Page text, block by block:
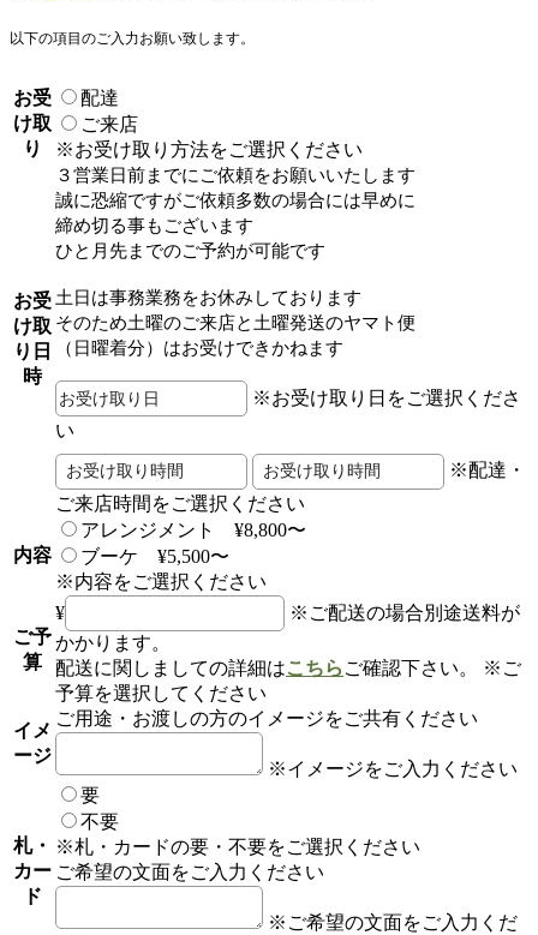
以下の項目のご入力お願い致します。
お受
け取
り
配達
ご来店
※お受け取り方法をご選択ください
お受
け取
り日
時
３営業日前までにご依頼をお願いいたします
誠に恐縮ですがご依頼多数の場合には早めに
締め切る事もございます
ひと月先までのご予約が可能です
土日は事務業務をお休みしております
そのため土曜のご来店と土曜発送のヤマト便
（日曜着分）はお受けできかねます
※お受け取り日をご選択くださ
い
※配達・
ご来店時間をご選択ください
内容
アレンジメント ¥8,800〜
ブーケ ¥5,500〜
※内容をご選択ください
ご予
算
¥
※ご配送の場合別途送料が
かかります。
配送に関しましての詳細はこちら ご確認下さい。
※ご
予算を選択してください
イメ
ージ
ご用途・お渡しの方のイメージをご共有ください
※イメージをご入力ください
札・
カー
ド
要
不要
※札・カードの要・不要をご選択ください
ご希望の文面をご入力ください
※ご希望の文面をご入力くだ